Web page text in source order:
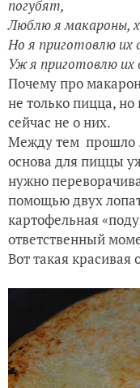
погубят,
Люблю я макароны,
Но я приготовлю их
Уж я приготовлю их
Почему про
не только пицца,
сейчас не о них.
Между тем прошло
основа для пиццы
нужно
помощью двух
картофельная
ответственный
Вот такая красивая